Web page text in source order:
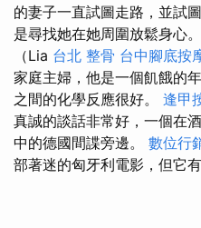
的妻子一直試圖走路，並試
是尋找她在她周圍放鬆身心。
（Lia 台北 整骨 台中腳底按
家庭主婦，他是一個飢餓的
之間的化學反應很好。 逢甲
真誠的談話非常好，一個在
中的德國間諜旁邊。 數位行
部著迷的匈牙利電影，但它